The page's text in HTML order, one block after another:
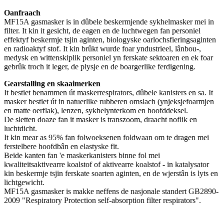
Oanfraach
MF15A gasmasker is in dûbele beskermjende sykhelmasker mei in
filter. It kin it gesicht, de eagen en de luchtwegen fan personiel
effektyf beskermje tsjin aginten, biologyske oarlochsfieringsaginten
en radioaktyf stof. It kin brûkt wurde foar yndustrieel, lânbou-,
medysk en wittenskiplik personiel yn ferskate sektoaren en ek foar
gebrûk troch it leger, de plysje en de boargerlike ferdigening.
Gearstalling en skaaimerken
It bestiet benammen út maskerrespirators, dûbele kanisters en sa. It
masker bestiet út in natuerlike rubberen omslach (ynjeksjefoarmjen
en matte oerflak), lenzen, sykhelynterkom en hoofddeksel.
De sletten doaze fan it masker is transzoom, draacht noflik en
luchtdicht.
It kin mear as 95% fan folwoeksenen foldwaan om te dragen mei
ferstelbere hoofdbân en elastyske fit.
Beide kanten fan 'e maskerkanisters binne fol mei
kwaliteitsaktivearre koalstof of aktivearre koalstof - in katalysator
kin beskermje tsjin ferskate soarten aginten, en de wjerstân is lyts en
lichtgewicht.
MF15A gasmasker is makke neffens de nasjonale standert GB2890-
2009 "Respiratory Protection self-absorption filter respirators".